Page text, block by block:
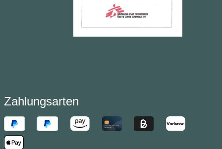
Zahlungsarten